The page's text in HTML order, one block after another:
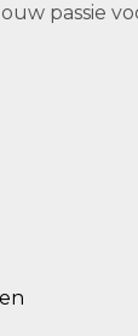
passie